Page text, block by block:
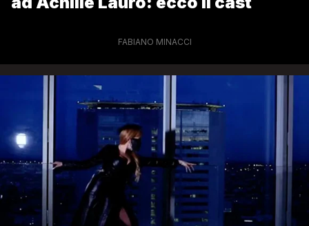
FABIANO MINACCI